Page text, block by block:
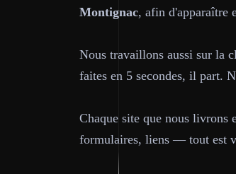
Montignac, afin d'apparaître
Nous travaillons aussi sur la
faites en 5 secondes, il part.
Chaque site que nous livrons
formulaires, liens — tout est